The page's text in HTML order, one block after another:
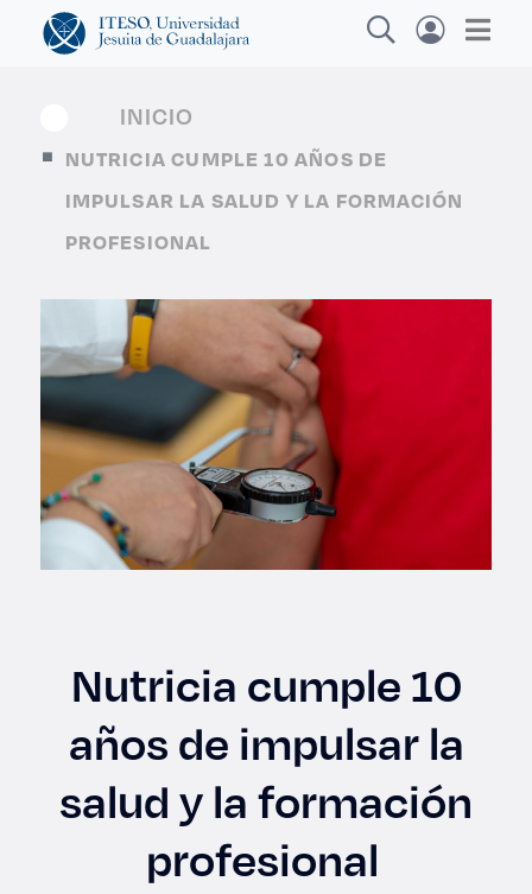
Explora sitios web, programas académicos,
actividades y noticias
Diplomados y
Enlaces de interés
Becas
Graduaciones
CRUCE
INICIO
NUTRICIA CUMPLE 10 AÑOS DE
IMPULSAR LA SALUD Y LA FORMACIÓN
PROFESIONAL
Nutricia cumple 10
años de impulsar la
salud y la formación
profesional